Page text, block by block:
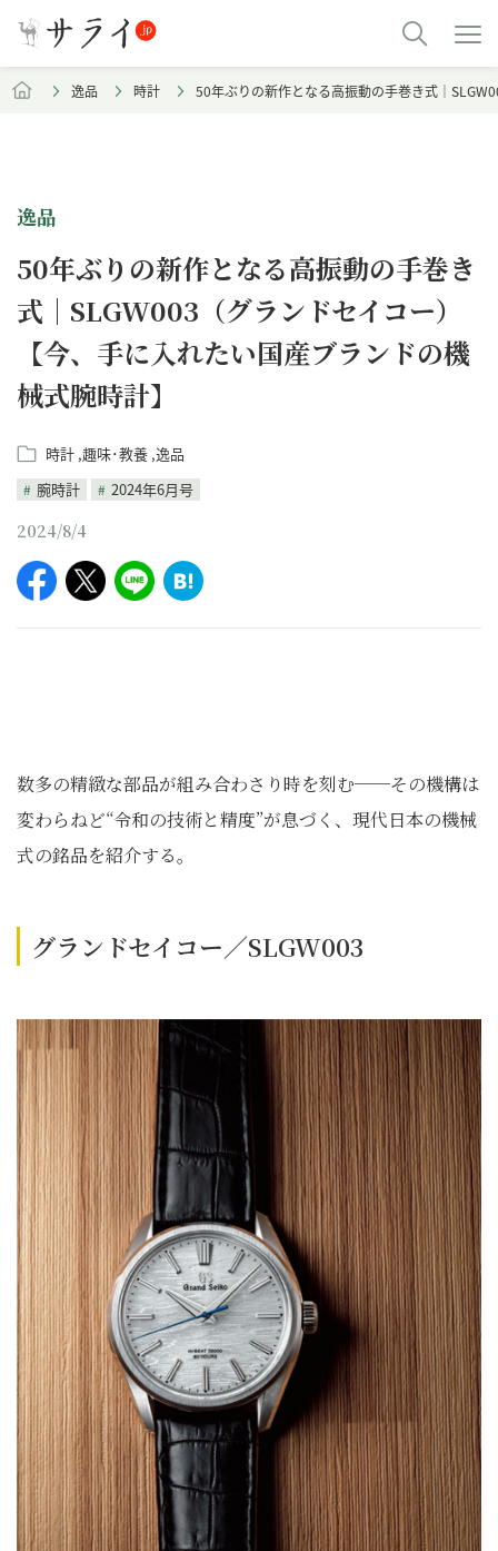
逸品 時計 50年ぶりの新作となる高振動の手巻き式｜
逸品
50年ぶりの新作となる高振動の手巻き
式｜SLGW003（グランドセイコー）
【今、手に入れたい国産ブランドの機
械式腕時計】
時計 趣味･教養 逸品
腕時計
2024年6月号
2024/8/4
数多の精緻な部品が組み合わさり時を刻む──その機構は
変わらねど“令和の技術と精度”が息づく、現代日本の機械
式の銘品を紹介する。
グランドセイコー／SLGW003